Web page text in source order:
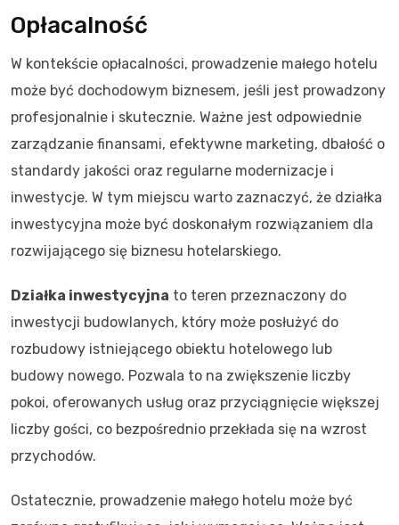
Opłacalność
W kontekście opłacalności, prowadzenie małego hotelu
może być dochodowym biznesem, jeśli jest prowadzony
profesjonalnie i skutecznie. Ważne jest odpowiednie
zarządzanie finansami, efektywne marketing, dbałość o
standardy jakości oraz regularne modernizacje i
inwestycje. W tym miejscu warto zaznaczyć, że działka
inwestycyjna może być doskonałym rozwiązaniem dla
rozwijającego się biznesu hotelarskiego.
Działka inwestycyjna to teren przeznaczony do
inwestycji budowlanych, który może posłużyć do
rozbudowy istniejącego obiektu hotelowego lub
budowy nowego. Pozwala to na zwiększenie liczby
pokoi, oferowanych usług oraz przyciągnięcie większej
liczby gości, co bezpośrednio przekłada się na wzrost
przychodów.
Ostatecznie, prowadzenie małego hotelu może być